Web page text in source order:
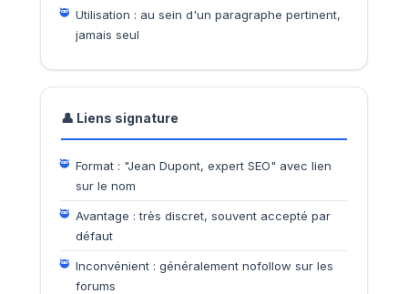
Utilisation : au sein d'un paragraphe pertinent,
jamais seul
👤 Liens signature
Format : "Jean Dupont, expert SEO" avec lien
sur le nom
Avantage : très discret, souvent accepté par
défaut
Inconvénient : généralement nofollow sur les
forums